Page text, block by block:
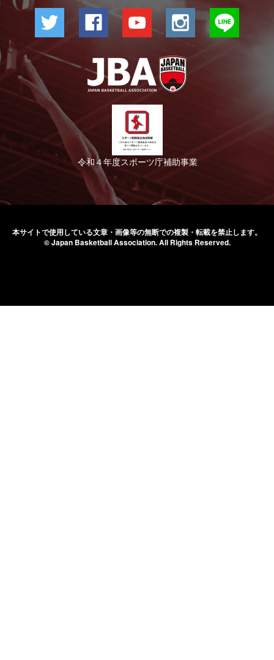
令和４年度スポーツ庁補助事業
本サイトで使用している文章・画像等の無断での複製・転載を禁止します。
© Japan Basketball Association.All Rights Reserved.